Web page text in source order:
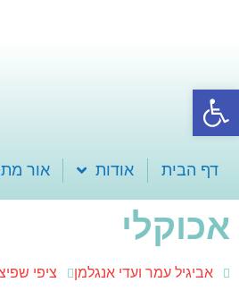
פתח סרגל נגישות
דף הבית אודות אור
אכוקלי
אביגיל עמר ועדי אנגלמן ציפי